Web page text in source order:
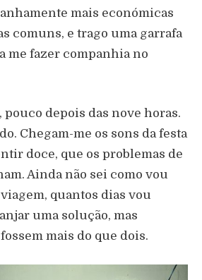
mais económicas
comuns, e trago uma garrafa
me fazer companhia no
depois das nove horas.
Chegam-me os sons da festa
doce, que os problemas de
Ainda não sei como vou
quantos dias vou
uma solução, mas
mais do que dois.